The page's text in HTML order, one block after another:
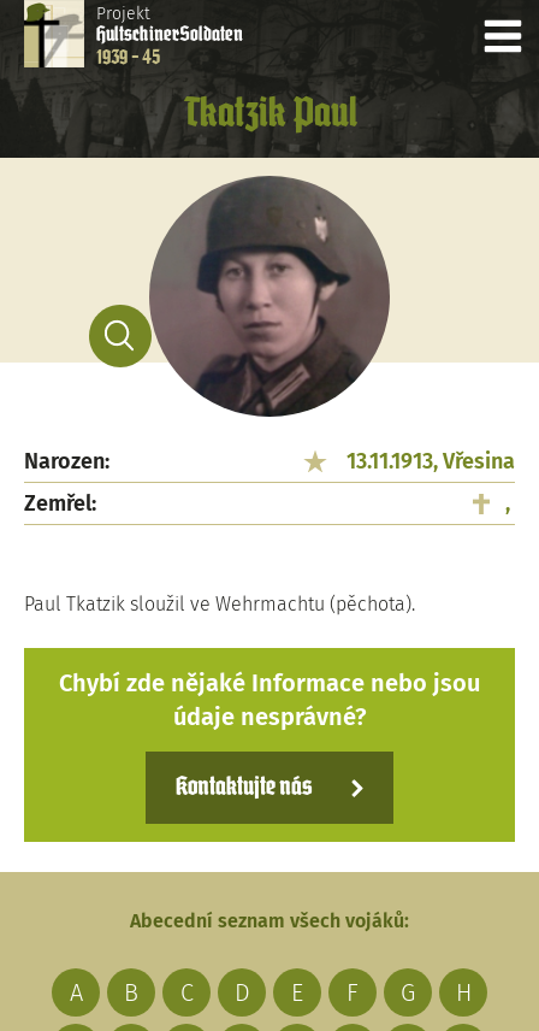
Projekt
HultschinerSoldaten
1939 - 45
Tkatzik Paul
Narozen:
13.11.1913, Vřesina
Zemřel:
,
Paul Tkatzik sloužil ve Wehrmachtu (pěchota).
Chybí zde nějaké Informace nebo jsou
údaje nesprávné?
Kontaktujte nás
Abecední seznam všech vojáků:
A B C D E F G
H